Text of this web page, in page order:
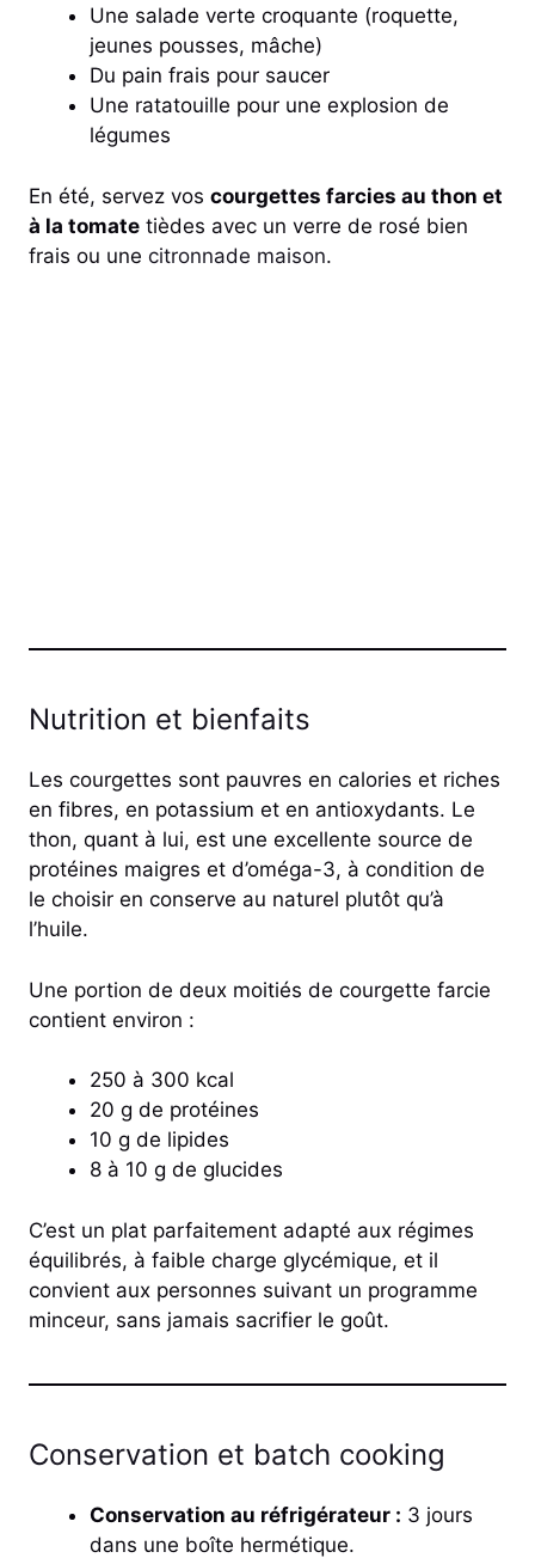
Une salade verte croquante (roquette,
jeunes pousses, mâche)
Du pain frais pour saucer
Une ratatouille pour une explosion de
légumes
En été, servez vos courgettes farcies au thon et
à la tomate tièdes avec un verre de rosé bien
frais ou une citronnade maison.
Nutrition et bienfaits
Les courgettes sont pauvres en calories et riches
en fibres, en potassium et en antioxydants. Le
thon, quant à lui, est une excellente source de
protéines maigres et d’oméga-3, à condition de
le choisir en conserve au naturel plutôt qu’à
l’huile.
Une portion de deux moitiés de courgette farcie
contient environ :
250 à 300 kcal
20 g de protéines
10 g de lipides
8 à 10 g de glucides
C’est un plat parfaitement adapté aux régimes
équilibrés, à faible charge glycémique, et il
convient aux personnes suivant un programme
minceur, sans jamais sacrifier le goût.
Conservation et batch cooking
Conservation au réfrigérateur : 3 jours
dans une boîte hermétique.